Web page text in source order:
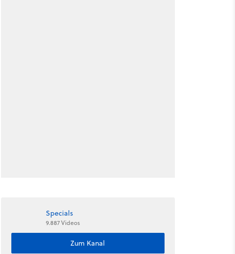
Specials
9.887 Videos
Zum Kanal